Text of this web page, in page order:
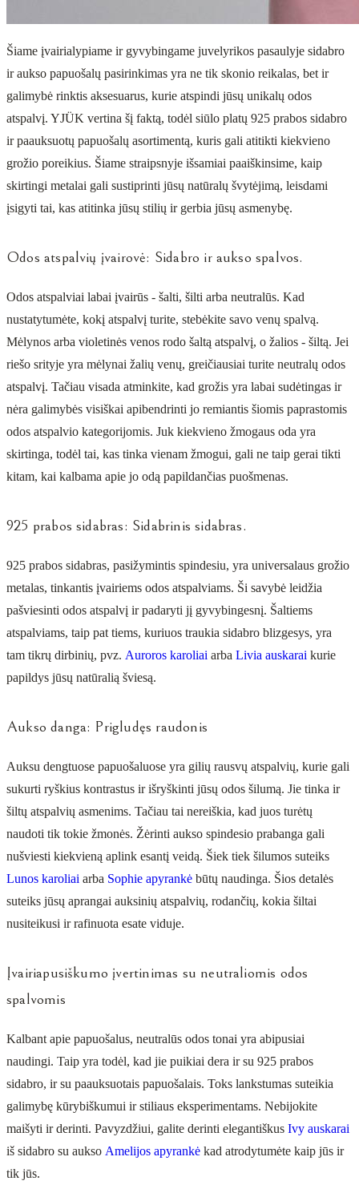
Šiame įvairialypiame ir gyvybingame juvelyrikos pasaulyje sidabro
ir aukso papuošalų pasirinkimas yra ne tik skonio reikalas, bet ir
galimybė rinktis aksesuarus, kurie atspindi jūsų unikalų odos
atspalvį. YJÜK vertina šį faktą, todėl siūlo platų 925 prabos sidabro
ir paauksuotų papuošalų asortimentą, kuris gali atitikti kiekvieno
grožio poreikius. Šiame straipsnyje išsamiai paaiškinsime, kaip
skirtingi metalai gali sustiprinti jūsų natūralų švytėjimą, leisdami
įsigyti tai, kas atitinka jūsų stilių ir gerbia jūsų asmenybę.
Odos atspalvių įvairovė: Sidabro ir aukso spalvos.
Odos atspalviai labai įvairūs - šalti, šilti arba neutralūs. Kad
nustatytumėte, kokį atspalvį turite, stebėkite savo venų spalvą.
Mėlynos arba violetinės venos rodo šaltą atspalvį, o žalios - šiltą. Jei
riešo srityje yra mėlynai žalių venų, greičiausiai turite neutralų odos
atspalvį. Tačiau visada atminkite, kad grožis yra labai sudėtingas ir
nėra galimybės visiškai apibendrinti jo remiantis šiomis paprastomis
odos atspalvio kategorijomis. Juk kiekvieno žmogaus oda yra
skirtinga, todėl tai, kas tinka vienam žmogui, gali ne taip gerai tikti
kitam, kai kalbama apie jo odą papildančias puošmenas.
925 prabos sidabras: Sidabrinis sidabras.
925 prabos sidabras, pasižymintis spindesiu, yra universalaus grožio
metalas, tinkantis įvairiems odos atspalviams. Ši savybė leidžia
pašviesinti odos atspalvį ir padaryti jį gyvybingesnį. Šaltiems
atspalviams, taip pat tiems, kuriuos traukia sidabro blizgesys, yra
tam tikrų dirbinių, pvz. Auroros karoliai arba Livia auskarai kurie
papildys jūsų natūralią šviesą.
Aukso danga: Prigludęs raudonis
Auksu dengtuose papuošaluose yra gilių rausvų atspalvių, kurie gali
sukurti ryškius kontrastus ir išryškinti jūsų odos šilumą. Jie tinka ir
šiltų atspalvių asmenims. Tačiau tai nereiškia, kad juos turėtų
naudoti tik tokie žmonės. Žėrinti aukso spindesio prabanga gali
nušviesti kiekvieną aplink esantį veidą. Šiek tiek šilumos suteiks
Lunos karoliai arba Sophie apyrankė būtų naudinga. Šios detalės
suteiks jūsų aprangai auksinių atspalvių, rodančių, kokia šiltai
nusiteikusi ir rafinuota esate viduje.
Įvairiapusiškumo įvertinimas su neutraliomis odos
spalvomis
Kalbant apie papuošalus, neutralūs odos tonai yra abipusiai
naudingi. Taip yra todėl, kad jie puikiai dera ir su 925 prabos
sidabro, ir su paauksuotais papuošalais. Toks lankstumas suteikia
galimybę kūrybiškumui ir stiliaus eksperimentams. Nebijokite
maišyti ir derinti. Pavyzdžiui, galite derinti elegantiškus Ivy auskarai
iš sidabro su aukso Amelijos apyrankė kad atrodytumėte kaip jūs ir
tik jūs.